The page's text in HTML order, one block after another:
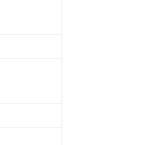
非含有を証明するものではありません。
完了までの期間は出荷製品に未対応品が
のことがない限り、2022年1月12日よ